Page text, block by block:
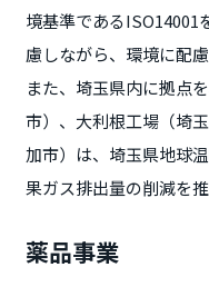
境基準であるISO14001
慮しながら、環境に配
また、埼玉県内に拠点
市）、大利根工場（埼
加市）は、埼玉県地球
果ガス排出量の削減を推
薬品事業